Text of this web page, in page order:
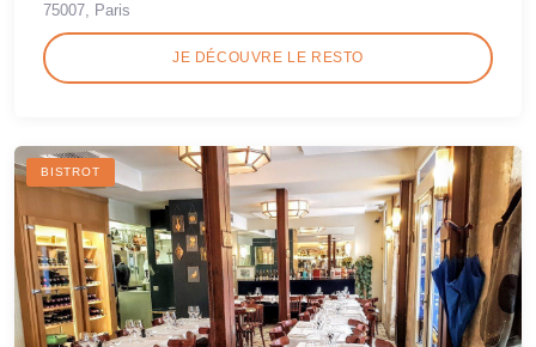
75007, Paris
JE DÉCOUVRE LE RESTO
BISTROT